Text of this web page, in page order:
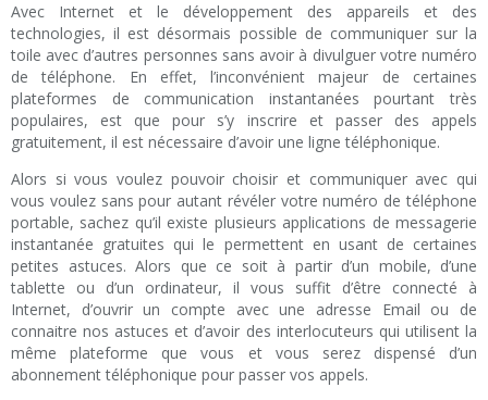
Avec Internet et le développement des appareils et des
technologies, il est désormais possible de communiquer sur la
toile avec d’autres personnes sans avoir à divulguer votre numéro
de téléphone. En effet, l’inconvénient majeur de certaines
plateformes de communication instantanées pourtant très
populaires, est que pour s’y inscrire et passer des appels
gratuitement, il est nécessaire d’avoir une ligne téléphonique.
Alors si vous voulez pouvoir choisir et communiquer avec qui
vous voulez sans pour autant révéler votre numéro de téléphone
portable, sachez qu’il existe plusieurs applications de messagerie
instantanée gratuites qui le permettent en usant de certaines
petites astuces. Alors que ce soit à partir d’un mobile, d’une
tablette ou d’un ordinateur, il vous suffit d’être connecté à
Internet, d’ouvrir un compte avec une adresse Email ou de
connaitre nos astuces et d’avoir des interlocuteurs qui utilisent la
même plateforme que vous et vous serez dispensé d’un
abonnement téléphonique pour passer vos appels.